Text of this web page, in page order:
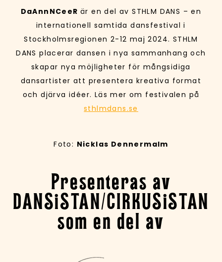
DaAnnNCeeRär en del av STHLM DANS – en
internationell samtida dansfestival i
Stockholmsregionen 2-12 maj 2024. STHLM
DANS placerar dansen i nya sammanhang och
skapar nya möjligheter för mångsidiga
dansartister att presentera kreativa format
och djärva idéer. Läs mer om festivalen på
sthlmdans.se
Foto: Nicklas Dennermalm
Presenteras av
DANSiSTAN/CIRKUSiSTAN
som en del av